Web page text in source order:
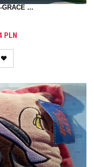
...
PLN